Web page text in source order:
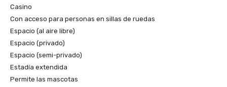
Casino
Con acceso para personas en sillas de ruedas
Espacio (al aire libre)
Espacio (privado)
Espacio (semi-privado)
Estadía extendida
Permite las mascotas